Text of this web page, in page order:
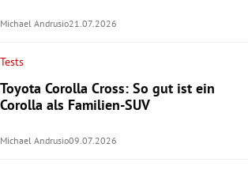
Michael Andrusio21.07.2026
Tests
Toyota Corolla Cross: So gut ist ein
Corolla als Familien-SUV
Michael Andrusio09.07.2026